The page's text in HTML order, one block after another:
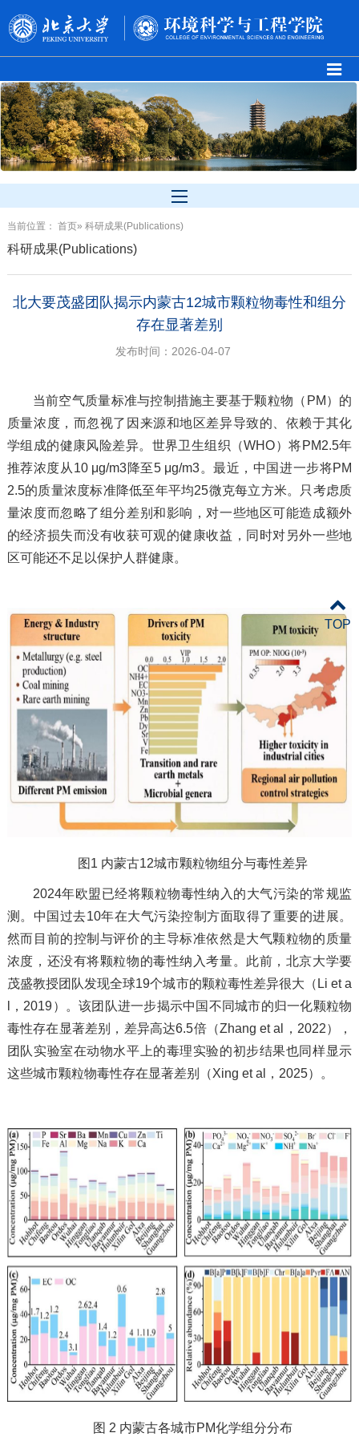
当前位置： 首页» 科研成果(Publications)
科研成果(Publications)
北大要茂盛团队揭示内蒙古12城市颗粒物毒性和组分
存在显著差别
发布时间：2026-04-07
当前空气质量标准与控制措施主要基于颗粒物（PM）的
质量浓度，而忽视了因来源和地区差异导致的、依赖于其化
学组成的健康风险差异。世界卫生组织（WHO）将PM2.5年
推荐浓度从10 μg/m3降至5 μg/m3。最近，中国进一步将PM
2.5的质量浓度标准降低至年平均25微克每立方米。只考虑质
量浓度而忽略了组分差别和影响，对一些地区可能造成额外
的经济损失而没有收获可观的健康收益，同时对另外一些地
区可能还不足以保护人群健康。
图1 内蒙古12城市颗粒物组分与毒性差异
2024年欧盟已经将颗粒物毒性纳入的大气污染的常规监
测。中国过去10年在大气污染控制方面取得了重要的进展。
然而目前的控制与评价的主导标准依然是大气颗粒物的质量
浓度，还没有将颗粒物的毒性纳入考量。此前，北京大学要
茂盛教授团队发现全球19个城市的颗粒毒性差异很大（Li et a
l，2019）。该团队进一步揭示中国不同城市的归一化颗粒物
毒性存在显著差别，差异高达6.5倍（Zhang et al，2022），
团队实验室在动物水平上的毒理实验的初步结果也同样显示
这些城市颗粒物毒性存在显著差别（Xing et al，2025）。
图 2 内蒙古各城市PM化学组分分布
TOP